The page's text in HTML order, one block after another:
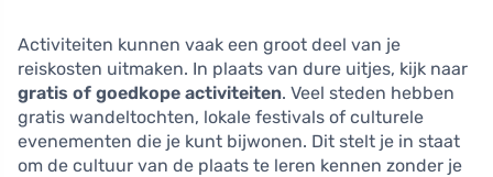
Activiteiten kunnen vaak een groot deel van je
reiskosten uitmaken. In plaats van dure uitjes, kijk naar
gratis of goedkope activiteiten. Veel steden hebben
gratis wandeltochten, lokale festivals of culturele
evenementen die je kunt bijwonen. Dit stelt je in staat
om de cultuur van de plaats te leren kennen zonder je